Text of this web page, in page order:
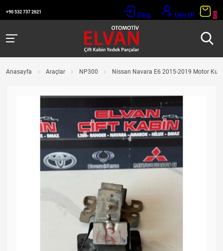
+90 532 737 2621 Giriş Üye Ol 0
Anasayfa Araçlar NP300 Nissan Navara E6 2015-2019 Motor